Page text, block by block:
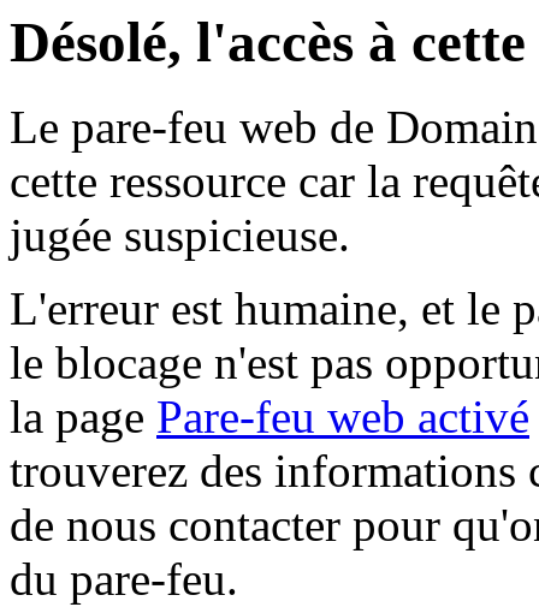
Désolé, l'accès à
Le pare-feu web de
cette ressource car la
jugée suspicieuse.
L'erreur est humaine, et le
le blocage n'est pas
la page Pare-feu web activé
trouverez des informations
de nous contacter pour
du pare-feu.